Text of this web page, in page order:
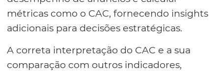
métricas como o CAC, fornecendo insights
adicionais para decisões estratégicas.
A correta interpretação do CAC e a sua
comparação com outros indicadores,